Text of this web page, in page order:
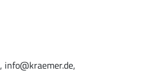
info@kraemer.de,